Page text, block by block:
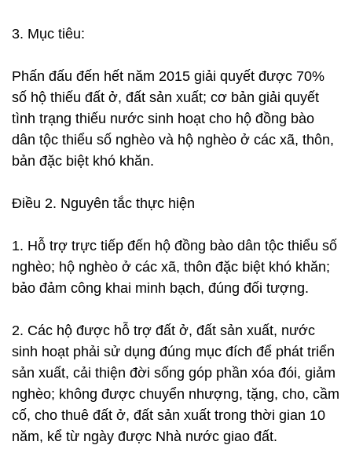
3. Mục tiêu:
Phấn đấu đến hết năm 2015 giải quyết được 70%
số hộ thiếu đất ở, đất sản xuất; cơ bản giải quyết
tình trạng thiếu nước sinh hoạt cho hộ đồng bào
dân tộc thiểu số nghèo và hộ nghèo ở các xã, thôn,
bản đặc biệt khó khăn.
Điều 2. Nguyên tắc thực hiện
1. Hỗ trợ trực tiếp đến hộ đồng bào dân tộc thiểu số
nghèo; hộ nghèo ở các xã, thôn đặc biệt khó khăn;
bảo đảm công khai minh bạch, đúng đối tượng.
2. Các hộ được hỗ trợ đất ở, đất sản xuất, nước
sinh hoạt phải sử dụng đúng mục đích để phát triển
sản xuất, cải thiện đời sống góp phần xóa đói, giảm
nghèo; không được chuyển nhượng, tặng, cho, cầm
cố, cho thuê đất ở, đất sản xuất trong thời gian 10
năm, kể từ ngày được Nhà nước giao đất.